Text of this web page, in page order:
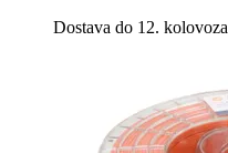
Dostava do 12. kolovoza